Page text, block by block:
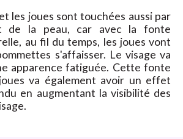
les joues sont touchées aussi par
de la peau, car avec la fonte
au fil du temps, les joues vont
s'affaisser. Le visage va
apparence fatiguée. Cette fonte
va également avoir un effet
en augmentant la visibilité des